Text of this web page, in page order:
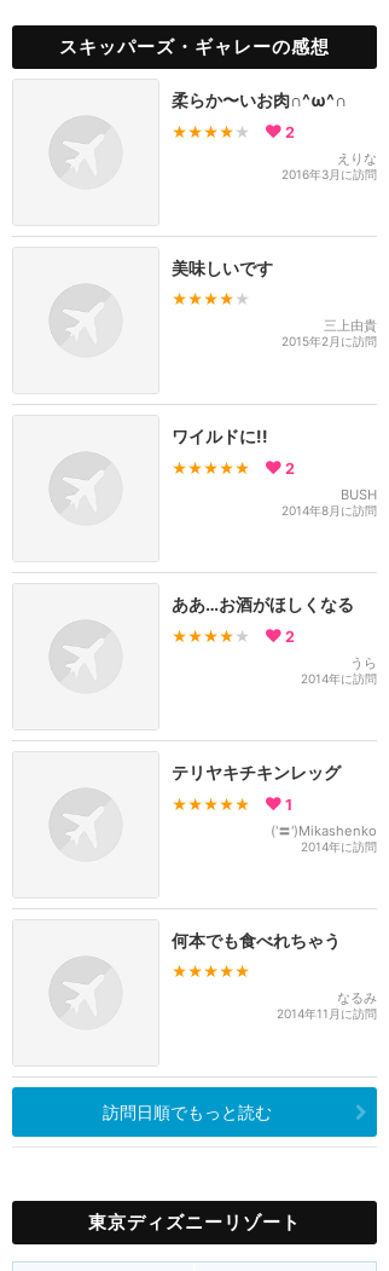
スキッパーズ・ギャレーの感想
柔らか〜いお肉∩^ω^∩
★★★★ ★ 2
えりな
2016年3月に訪問
美味しいです
★★★★ ★
三上由貴
2015年2月に訪問
ワイルドに!!
★★★★★ 2
BUSH
2014年8月に訪問
ああ…お酒がほしくなる
★★★★ ★ 2
うら
2014年に訪問
テリヤキチキンレッグ
★★★★★ 1
('〓')Mikashenko
2014年に訪問
何本でも食べれちゃう
★★★★★
なるみ
2014年11月に訪問
訪問日順でもっと読む
東京ディズニーリゾート